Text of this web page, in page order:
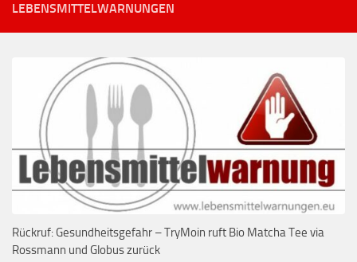
LEBENSMITTELWARNUNGEN
Rückruf: Gesundheitsgefahr – TryMoin ruft Bio Matcha Tee via
Rossmann und Globus zurück